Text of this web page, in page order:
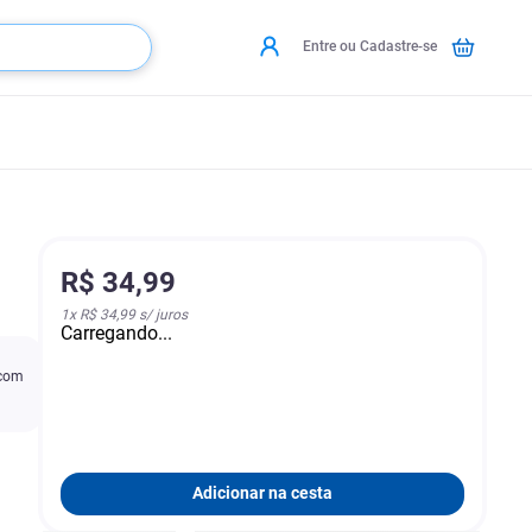
Entre ou Cadastre-se
R$ 34,99
1x R$ 34,99s/ juros
Carregando...
Adicionar na cesta